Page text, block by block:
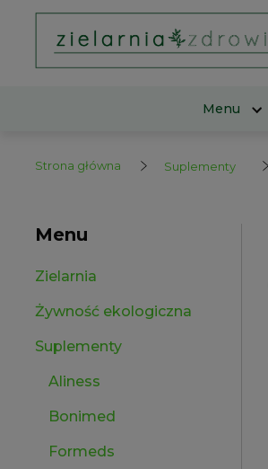
Menu
Strona główna Suplementy
Menu
Zielarnia
Żywność ekologiczna
Suplementy
Aliness
Bonimed
Formeds